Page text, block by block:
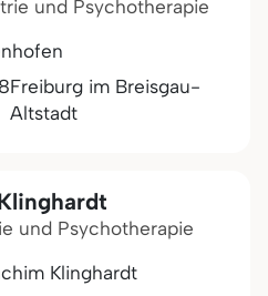
und Psychotherapie
Freiburg im Breisgau-
Altstadt
und Psychotherapie
Klinghardt